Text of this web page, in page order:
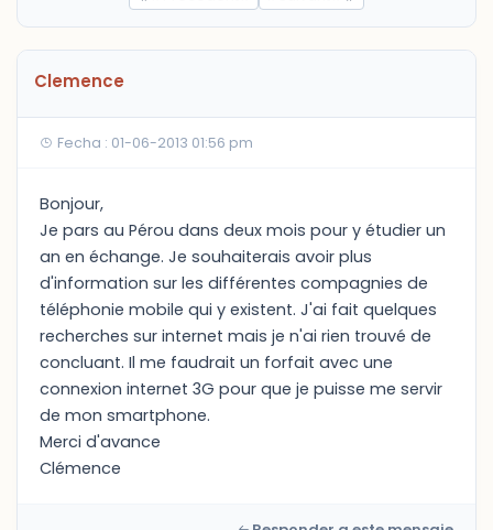
Clemence
Fecha : 01-06-2013 01:56 pm
Bonjour,
Je pars au Pérou dans deux mois pour y étudier un
an en échange. Je souhaiterais avoir plus
d'information sur les différentes compagnies de
téléphonie mobile qui y existent. J'ai fait quelques
recherches sur internet mais je n'ai rien trouvé de
concluant. Il me faudrait un forfait avec une
connexion internet 3G pour que je puisse me servir
de mon smartphone.
Merci d'avance
Clémence